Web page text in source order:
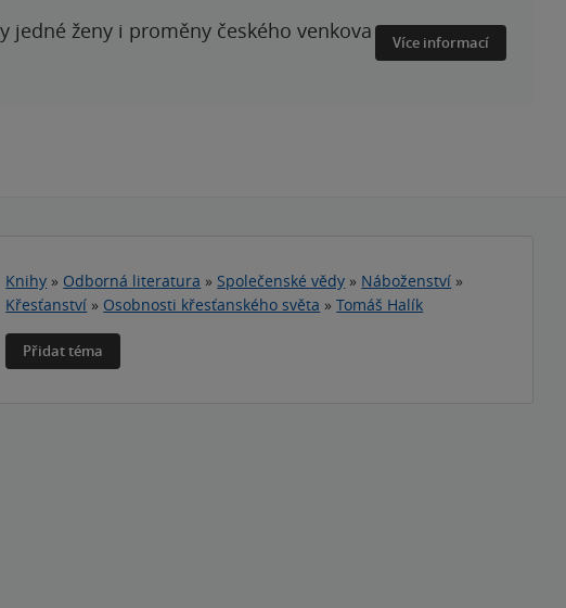
jedné ženy i proměny českého venkova
Více informací
Knihy » Odborná literatura » Společenské vědy » Náboženství »
Křesťanství » Osobnosti křesťanského světa »Tomáš Halík
Přidat téma